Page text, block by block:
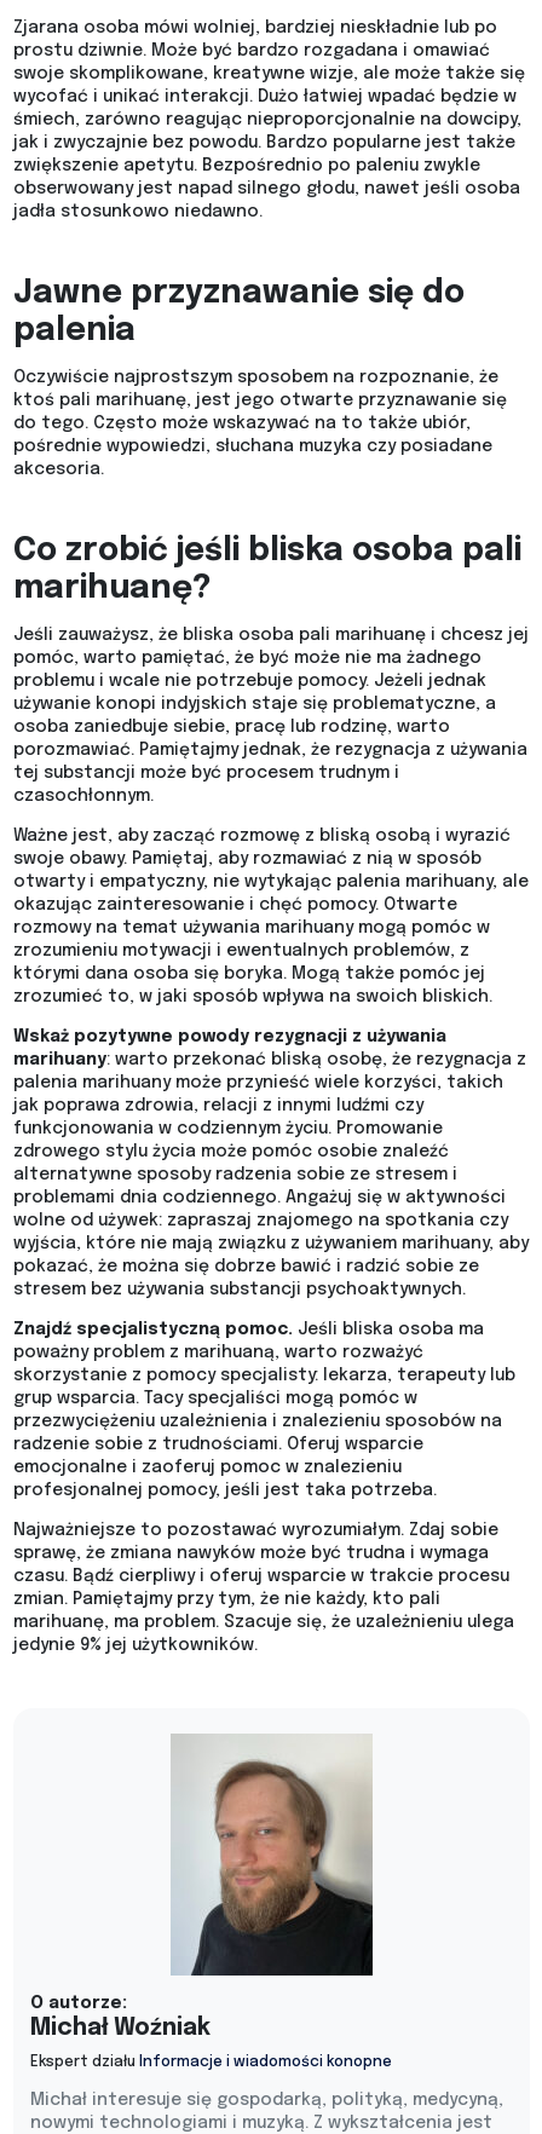
Zjarana osoba mówi wolniej, bardziej nieskładnie lub po
prostu dziwnie. Może być bardzo rozgadana i omawiać
swoje skomplikowane, kreatywne wizje, ale może także się
wycofać i unikać interakcji. Dużo łatwiej wpadać będzie w
śmiech, zarówno reagując nieproporcjonalnie na dowcipy,
jak i zwyczajnie bez powodu. Bardzo popularne jest także
zwiększenie apetytu. Bezpośrednio po paleniu zwykle
obserwowany jest napad silnego głodu, nawet jeśli osoba
jadła stosunkowo niedawno.
Jawne przyznawanie się do
palenia
Oczywiście najprostszym sposobem na rozpoznanie, że
ktoś pali marihuanę, jest jego otwarte przyznawanie się
do tego. Często może wskazywać na to także ubiór,
pośrednie wypowiedzi, słuchana muzyka czy posiadane
akcesoria.
Co zrobić jeśli bliska osoba pali
marihuanę?
Jeśli zauważysz, że bliska osoba pali marihuanę i chcesz jej
pomóc, warto pamiętać, że być może nie ma żadnego
problemu i wcale nie potrzebuje pomocy. Jeżeli jednak
używanie konopi indyjskich staje się problematyczne, a
osoba zaniedbuje siebie, pracę lub rodzinę, warto
porozmawiać. Pamiętajmy jednak, że rezygnacja z używania
tej substancji może być procesem trudnym i
czasochłonnym.
Ważne jest, aby zacząć rozmowę z bliską osobą i wyrazić
swoje obawy. Pamiętaj, aby rozmawiać z nią w sposób
otwarty i empatyczny, nie wytykając palenia marihuany, ale
okazując zainteresowanie i chęć pomocy. Otwarte
rozmowy na temat używania marihuany mogą pomóc w
zrozumieniu motywacji i ewentualnych problemów, z
którymi dana osoba się boryka. Mogą także pomóc jej
zrozumieć to, w jaki sposób wpływa na swoich bliskich.
Wskaż pozytywne powody rezygnacji z używania
marihuany: warto przekonać bliską osobę, że rezygnacja z
palenia marihuany może przynieść wiele korzyści, takich
jak poprawa zdrowia, relacji z innymi ludźmi czy
funkcjonowania w codziennym życiu. Promowanie
zdrowego stylu życia może pomóc osobie znaleźć
alternatywne sposoby radzenia sobie ze stresem i
problemami dnia codziennego. Angażuj się w aktywności
wolne od używek: zapraszaj znajomego na spotkania czy
wyjścia, które nie mają związku z używaniem marihuany, aby
pokazać, że można się dobrze bawić i radzić sobie ze
stresem bez używania substancji psychoaktywnych.
Znajdź specjalistyczną pomoc. Jeśli bliska osoba ma
poważny problem z marihuaną, warto rozważyć
skorzystanie z pomocy specjalisty: lekarza, terapeuty lub
grup wsparcia. Tacy specjaliści mogą pomóc w
przezwyciężeniu uzależnienia i znalezieniu sposobów na
radzenie sobie z trudnościami. Oferuj wsparcie
emocjonalne i zaoferuj pomoc w znalezieniu
profesjonalnej pomocy, jeśli jest taka potrzeba.
Najważniejsze to pozostawać wyrozumiałym. Zdaj sobie
sprawę, że zmiana nawyków może być trudna i wymaga
czasu. Bądź cierpliwy i oferuj wsparcie w trakcie procesu
zmian. Pamiętajmy przy tym, że nie każdy, kto pali
marihuanę, ma problem. Szacuje się, że uzależnieniu ulega
jedynie 9% jej użytkowników.
O autorze:
Michał Woźniak
Ekspert działu Informacje i wiadomości konopne
Michał interesuje się gospodarką, polityką, medycyną,
nowymi technologiami i muzyką. Z wykształcenia jest